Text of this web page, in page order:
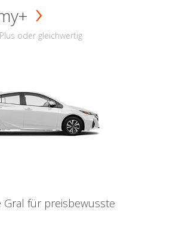
oder gleichwertig
Gral für preisbewusste